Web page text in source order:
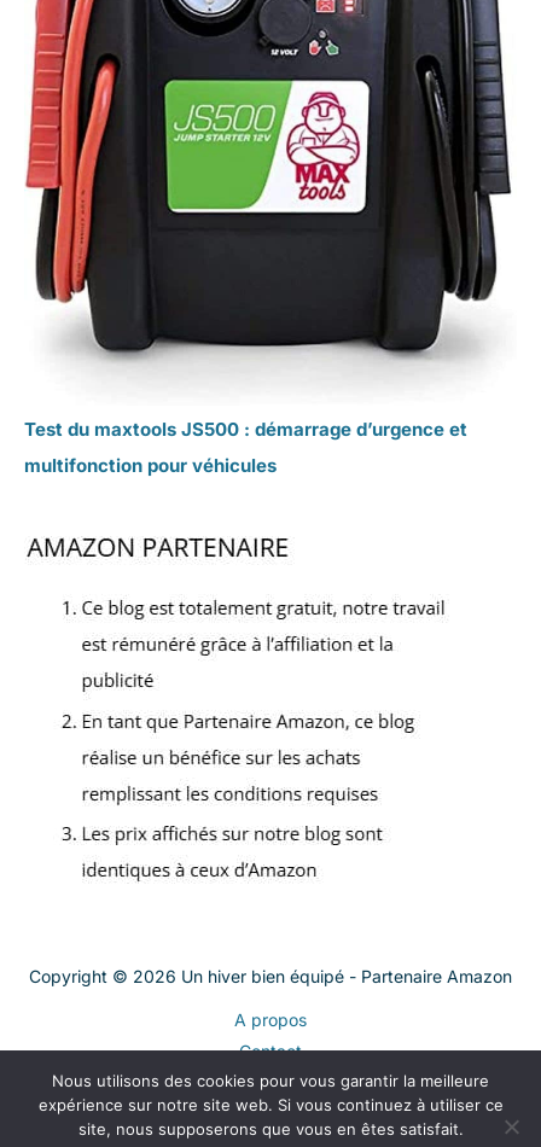
Test du maxtools JS500 : démarrage d’urgence et
multifonction pour véhicules
Copyright © 2026 Un hiver bien équipé - Partenaire Amazon
A propos
Contact
Plan du site
Mentions légales
Nous utilisons des cookies pour vous garantir la meilleure
expérience sur notre site web. Si vous continuez à utiliser ce
site, nous supposerons que vous en êtes satisfait.